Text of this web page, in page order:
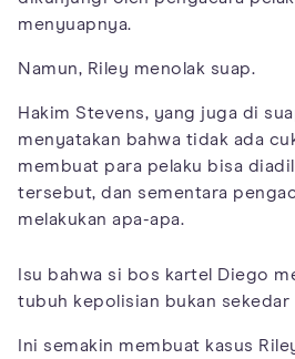
menyuapnya.
Namun, Riley menolak suap.
Hakim Stevens, yang juga di
menyatakan bahwa tidak ada
membuat para pelaku bisa
tersebut, dan sementara
melakukan apa-apa.
Isu bahwa si bos kartel Diego
tubuh kepolisian bukan sekedar
Ini semakin membuat kasus